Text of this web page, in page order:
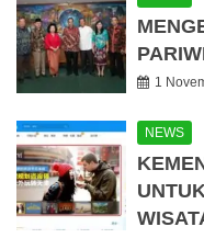
1
NEWS